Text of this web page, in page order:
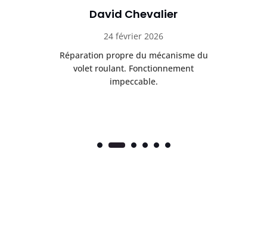
David Chevalier
24 février 2026
Réparation propre du mécanisme du
volet roulant. Fonctionnement
impeccable.